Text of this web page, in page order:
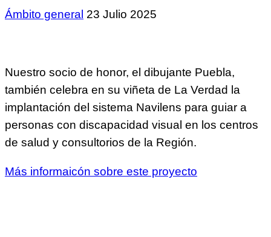
Ámbito general 23 Julio 2025
Nuestro socio de honor, el dibujante Puebla,
también celebra en su viñeta de La Verdad la
implantación del sistema Navilens para guiar a
personas con discapacidad visual en los centros
de salud y consultorios de la Región.
Más informaicón sobre este proyecto